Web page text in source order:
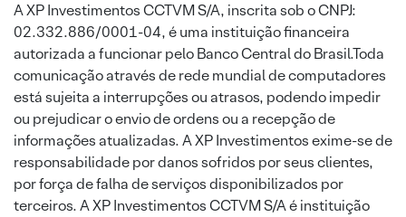
A XP Investimentos CCTVM S/A, inscrita sob o CNPJ:
02.332.886/0001-04, é uma instituição financeira
autorizada a funcionar pelo Banco Central do Brasil.Toda
comunicação através de rede mundial de computadores
está sujeita a interrupções ou atrasos, podendo impedir
ou prejudicar o envio de ordens ou a recepção de
informações atualizadas. A XP Investimentos exime-se de
responsabilidade por danos sofridos por seus clientes,
por força de falha de serviços disponibilizados por
terceiros. A XP Investimentos CCTVM S/A é instituição